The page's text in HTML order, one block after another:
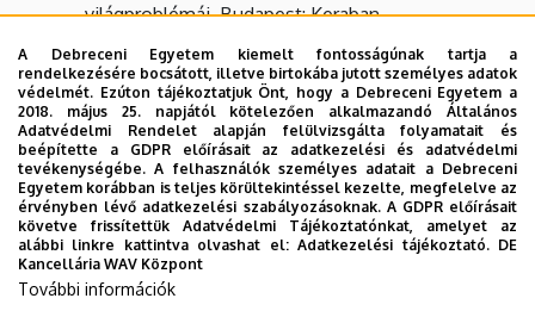
világproblémái. Budapest: Keraban
Valamennyi témakörhöz ajánlott:
Husén Torsten, Postlethwaite, Newille eds
1993. National Systems of Education. Oxford:
Pergamon (néhány kiválasztott országtanulmány)
Allemann-Ghionda, Cristina 2004. Einführung
in die Vergleichende Erziehungswissenschaft.
(Herausgegeben von Klaus Hurrelmann -
A Debreceni Egyetem kiemelt fontosságúnak tartja a
rendelkezésére bocsátott, illetve birtokába jutott személyes adatok
védelmét. Ezúton tájékoztatjuk Önt, hogy a Debreceni Egyetem a
2018. május 25. napjától kötelezően alkalmazandó Általános
Adatvédelmi Rendelet alapján felülvizsgálta folyamatait és
beépítette a GDPR előírásait az adatkezelési és adatvédelmi
tevékenységébe. A felhasználók személyes adatait a Debreceni
Egyetem korábban is teljes körültekintéssel kezelte, megfelelve az
érvényben lévő adatkezelési szabályozásoknak. A GDPR előírásait
követve frissítettük Adatvédelmi Tájékoztatónkat, amelyet az
alábbi linkre kattintva olvashat el:Adatkezelési tájékoztató. DE
Kancellária WAV Központ
További információk